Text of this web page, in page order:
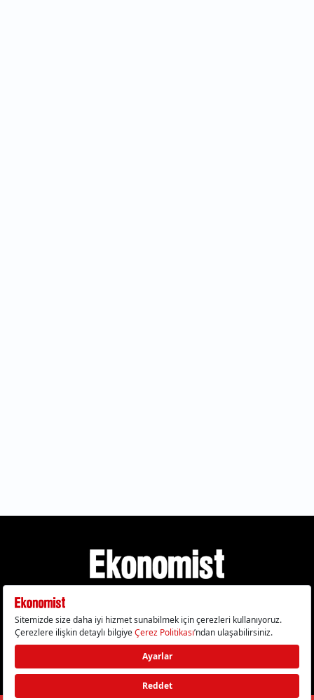
Gizlilik Politikası Çerez Politikası Çerezleri Sıfırla
KVKK Metni Künye İletişim